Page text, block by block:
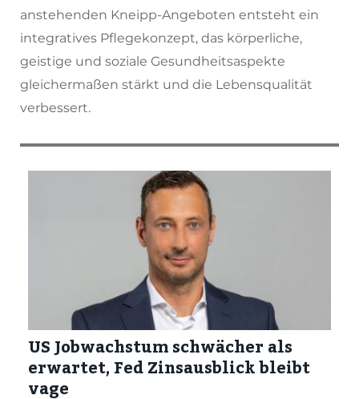
anstehenden Kneipp-Angeboten entsteht ein
integratives Pflegekonzept, das körperliche,
geistige und soziale Gesundheitsaspekte
gleichermaßen stärkt und die Lebensqualität
verbessert.
US Jobwachstum schwächer als
erwartet, Fed Zinsausblick bleibt
vage